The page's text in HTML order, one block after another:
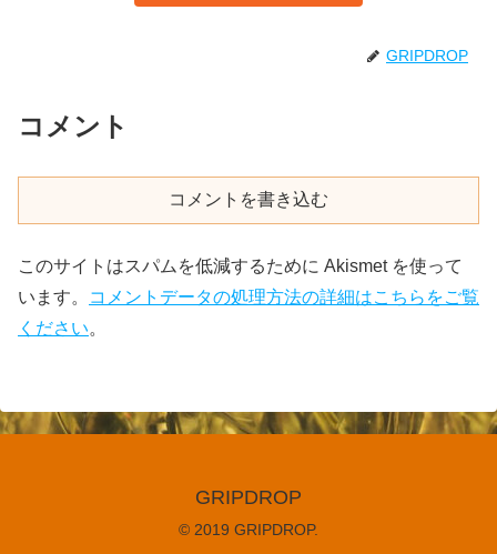
GRIPDROP
コメント
コメントを書き込む
このサイトはスパムを低減するために Akismet を使って
います。
コメントデータの処理方法の詳細はこちらをご覧
ください。
GRIPDROP
© 2019 GRIPDROP.